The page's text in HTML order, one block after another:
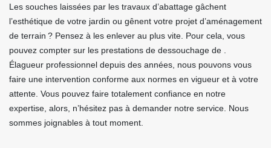
Les souches laissées par les travaux d’abattage gâchent
l’esthétique de votre jardin ou gênent votre projet d’aménagement
de terrain ? Pensez à les enlever au plus vite. Pour cela, vous
pouvez compter sur les prestations de dessouchage de .
Élagueur professionnel depuis des années, nous pouvons vous
faire une intervention conforme aux normes en vigueur et à votre
attente. Vous pouvez faire totalement confiance en notre
expertise, alors, n’hésitez pas à demander notre service. Nous
sommes joignables à tout moment.